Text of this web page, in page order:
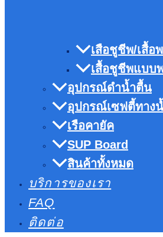
เสือชูชีพ/เสื้อ
เสื้อชูชีพแบบ
อุปกรณ์ดำน้ำตื้น
อุปกรณ์เซฟตี้ทาง
เรือคายัค
SUP Board
สินค้าทั้งหมด
บริการของเรา
FAQ
ติดต่อ